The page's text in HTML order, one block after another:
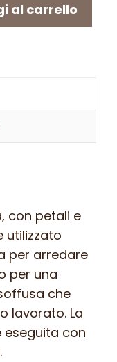
al carrello
con petali e
utilizzato
per arredare
per una
che
lavorato. La
con